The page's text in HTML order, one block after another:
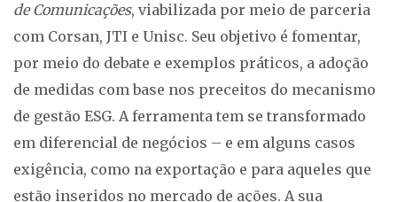
de Comunicações, viabilizada por meio de parceria
com Corsan, JTI e Unisc. Seu objetivo é fomentar,
por meio do debate e exemplos práticos, a adoção
de medidas com base nos preceitos do mecanismo
de gestão ESG. A ferramenta tem se transformado
em diferencial de negócios – e em alguns casos
exigência, como na exportação e para aqueles que
estão inseridos no mercado de ações. A sua